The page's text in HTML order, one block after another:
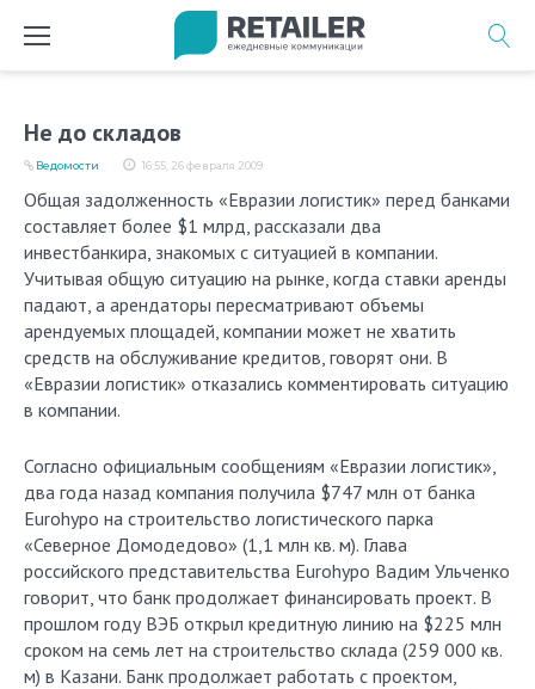
Не до складов
16:55, 26 февраля 2009
Ведомости
Общая задолженность «Евразии логистик» перед банками
составляет более $1 млрд, рассказали два
инвестбанкира, знакомых с ситуацией в компании.
Учитывая общую ситуацию на рынке, когда ставки аренды
падают, а арендаторы пересматривают объемы
арендуемых площадей, компании может не хватить
средств на обслуживание кредитов, говорят они. В
«Евразии логистик» отказались комментировать ситуацию
в компании.
Согласно официальным сообщениям «Евразии логистик»,
два года назад компания получила $747 млн от банка
Eurohypo на строительство логистического парка
«Северное Домодедово» (1,1 млн кв. м). Глава
российского представительства Eurohypo Вадим Ульченко
говорит, что банк продолжает финансировать проект. В
прошлом году ВЭБ открыл кредитную линию на $225 млн
сроком на семь лет на строительство склада (259 000 кв.
м) в Казани. Банк продолжает работать с проектом,